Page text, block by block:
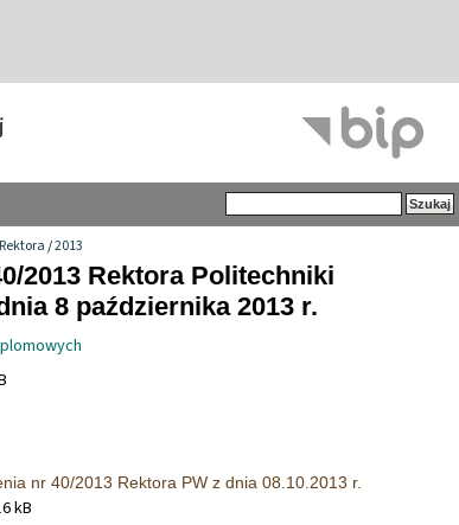
/2013
2013 Rektora Politechniki
8 października 2013 r.
nr 40/2013 Rektora PW z dnia 08.10.2013 r.
kB